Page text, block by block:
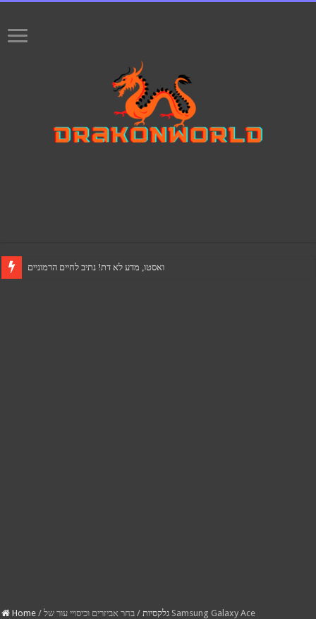
ואסטו, מדע לא דת! נתיב לחיים הרמוניים
Home / גלקסיות / בחר אביזרים וכיסויי עור של Samsung Galaxy Ace